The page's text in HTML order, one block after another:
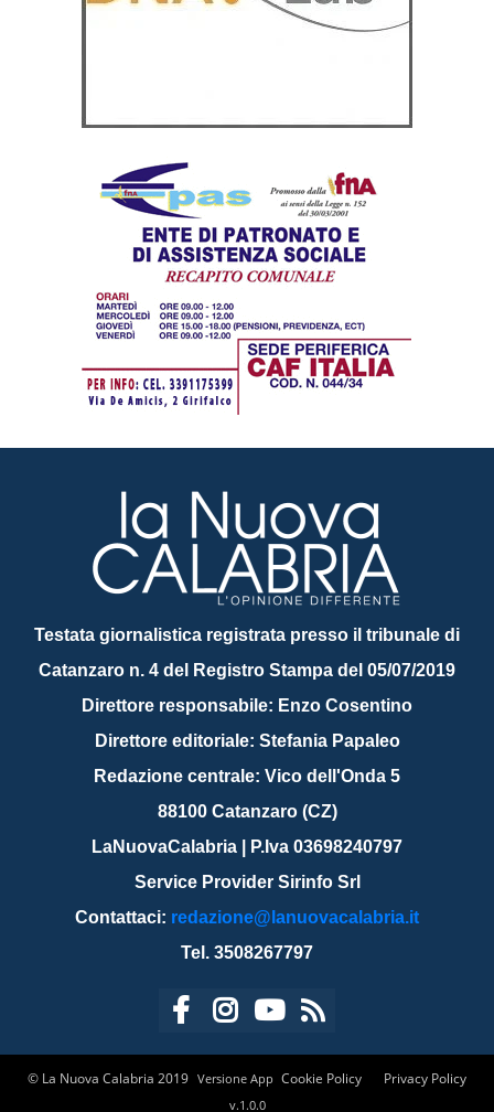
Testata giornalistica registrata presso il tribunale di
Catanzaro n. 4 del Registro Stampa del 05/07/2019
Direttore responsabile: Enzo Cosentino
Direttore editoriale: Stefania Papaleo
Redazione centrale: Vico dell'Onda 5
88100 Catanzaro (CZ)
LaNuovaCalabria | P.Iva 03698240797
Service Provider Sirinfo Srl
Contattaci: redazione@lanuovacalabria.it
Tel. 3508267797
© La Nuova Calabria 2019 Cookie Policy Privacy Policy
Versione App
v.1.0.0